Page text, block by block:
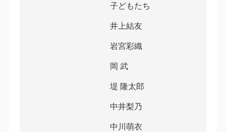
子どもたち
井上結友
岩宮彩織
岡 武
堤 隆太郎
中井梨乃
中川萌衣